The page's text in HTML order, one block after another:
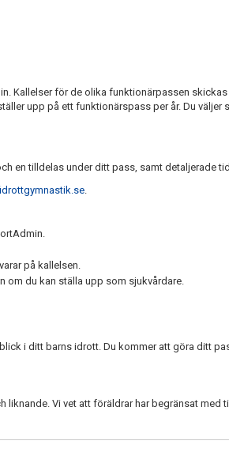
Kallelser för de olika funktionärpassen skickas
upp på ett funktionärspass per år. Du väljer
en tilldelas under ditt pass, samt detaljerade
.
på kallelsen.
om du kan ställa upp som sjukvårdare.
i ditt barns idrott. Du kommer att göra ditt
liknande. Vi vet att föräldrar har begränsat med